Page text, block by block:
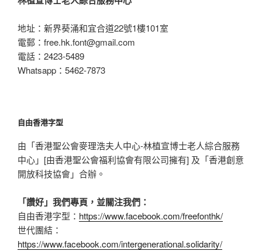
地址：新界葵涌和宜合道22號1樓101室
電郵： free.hk.font@gmail.com
電話：2423-5489
Whatsapp：5462-7873
自由香港字型
由「香港聖公會麥理浩夫人中心-林植宣博士老人綜合服務
中心」[由香港聖公會福利協會有限公司擁有] 及「香港創意
開放科技協會」合辦。
「讚好」我們專頁，並關注我們：
自由香港字型： https://www.facebook.com/freefonthk/
世代團結：
https://www.facebook.com/intergenerational.solidarity/